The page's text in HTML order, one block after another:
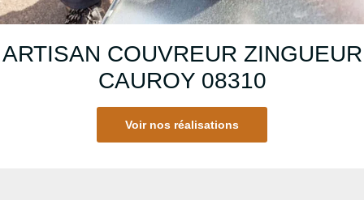
ARTISAN COUVREUR ZINGUEUR
CAUROY 08310
Voir nos réalisations